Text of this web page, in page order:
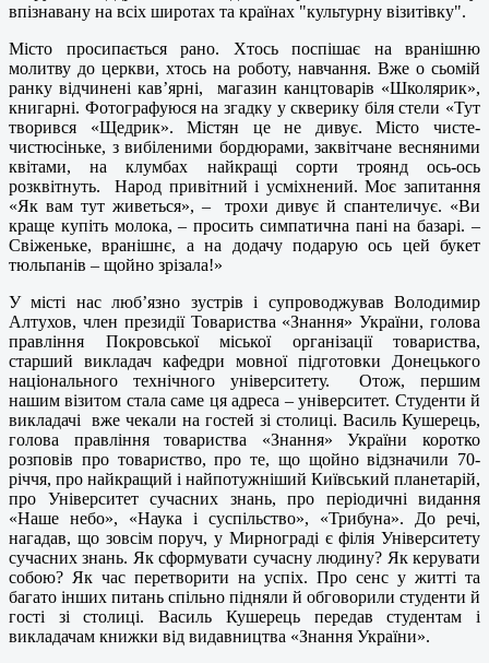
впізнавану на всіх широтах та країнах "культурну візитівку".
Місто просипається рано. Хтось поспішає на вранішню
молитву до церкви, хтось на роботу, навчання. Вже о сьомій
ранку відчинені кав’ярні, магазин канцтоварів «Школярик»,
книгарні. Фотографуюся на згадку у скверику біля стели «Тут
творився «Щедрик». Містян це не дивує. Місто чисте-
чистюсіньке, з вибіленими бордюрами, заквітчане весняними
квітами, на клумбах найкращі сорти троянд ось-ось
розквітнуть. Народ привітний і усміхнений. Моє запитання
«Як вам тут живеться», – трохи дивує й спантеличує. «Ви
краще купіть молока, – просить симпатична пані на базарі. –
Свіженьке, вранішнє, а на додачу подарую ось цей букет
тюльпанів – щойно зрізала!»
У місті нас люб’язно зустрів і супроводжував Володимир
Алтухов, член президії Товариства «Знання» України, голова
правління Покровської міської організації товариства,
старший викладач кафедри мовної підготовки Донецького
національного технічного університету. Отож, першим
нашим візитом стала саме ця адреса – університет. Студенти й
викладачі вже чекали на гостей зі столиці. Василь Кушерець,
голова правління товариства «Знання» України коротко
розповів про товариство, про те, що щойно відзначили 70-
річчя, про найкращий і найпотужніший Київський планетарій,
про Університет сучасних знань, про періодичні видання
«Наше небо», «Наука і суспільство», «Трибуна». До речі,
нагадав, що зовсім поруч, у Мирнограді є філія Університету
сучасних знань. Як сформувати сучасну людину? Як керувати
собою? Як час перетворити на успіх. Про сенс у житті та
багато інших питань спільно підняли й обговорили студенти й
гості зі столиці. Василь Кушерець передав студентам і
викладачам книжки від видавництва «Знання України».